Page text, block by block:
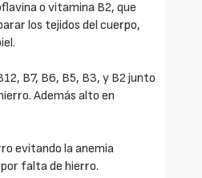
o vitamina B2, que
los tejidos del cuerpo,
B7, B6, B5, B3, y B2 junto
Además alto en
evitando la anemia
falta de hierro.